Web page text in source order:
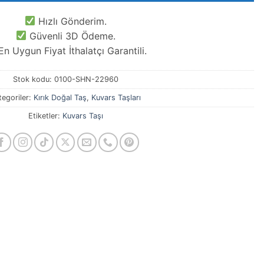
Hızlı Gönderim.
Güvenli 3D Ödeme.
Uygun Fiyat İthalatçı Garantili.
Stok kodu: 0100-SHN-22960
Kırık Doğal Taş, Kuvars Taşları
Etiketler: Kuvars Taşı